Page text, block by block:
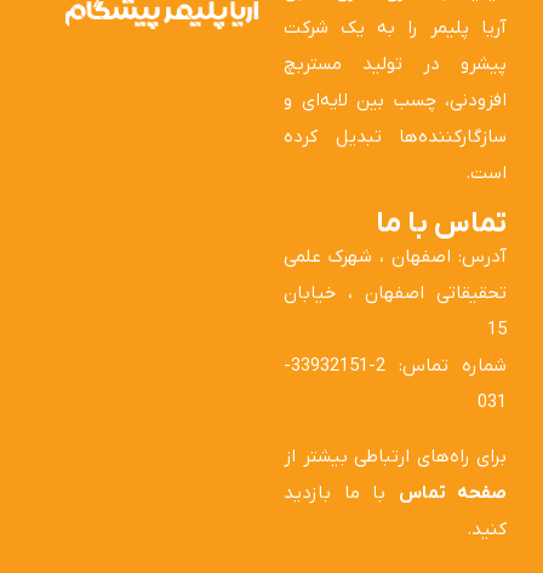
آریا پلیمر را به یک شرکت
پیشرو در تولید مستربچ
افزودنی، چسب بین لایه‌ای و
سازگارکننده‌ها تبدیل کرده
است.
تماس با ما
آدرس: اصفهان ، شهرک علمی
تحقیقاتی اصفهان ، خیابان
15
شماره تماس: 2-33932151-
031
برای راه‌های ارتباطی بیشتر از
صفحه تماس با ما بازدید
کنید.